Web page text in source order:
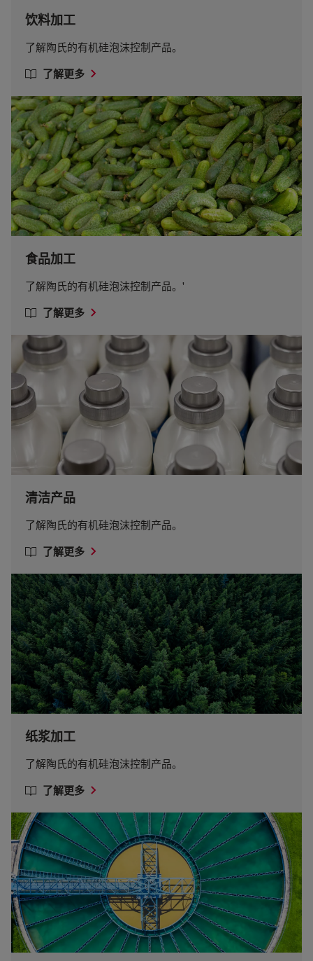
饮料加工
了解陶氏的有机硅泡沫控制产品。
了解更多
食品加工
了解陶氏的有机硅泡沫控制产品。'
了解更多
清洁产品
了解陶氏的有机硅泡沫控制产品。
了解更多
纸浆加工
了解陶氏的有机硅泡沫控制产品。
了解更多